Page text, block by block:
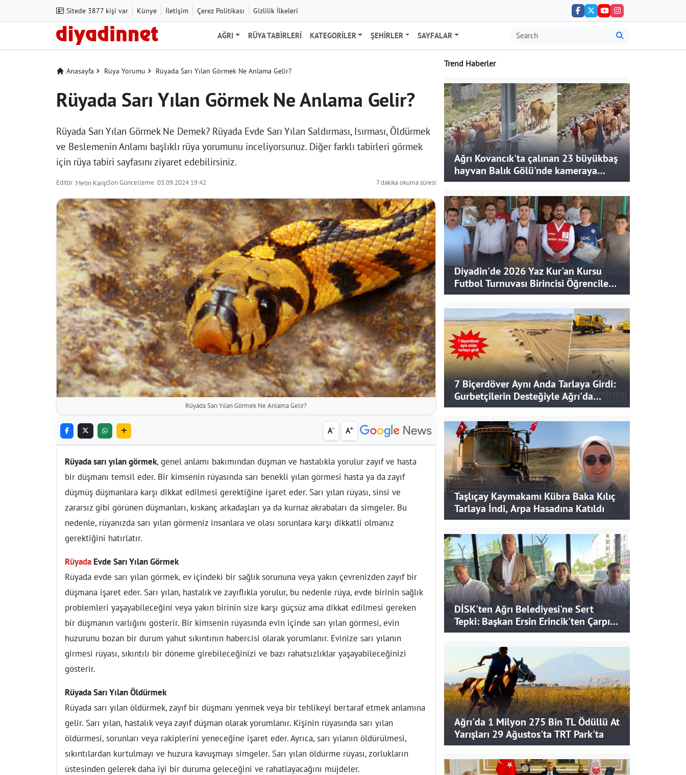
Sitede 3877 kişi var Künye İletişim Çerez Politikası Gizlilik İlkeleri
AĞRI RÜYA TABIRLERI KATEGORILER ŞEHIRLER SAYFALAR
Anasayfa Rüya Yorumu Rüyada Sarı Yılan Görmek Ne Anlama Gelir?
Rüyada Sarı Yılan Görmek Ne Anlama Gelir?
Rüyada Sarı Yılan Görmek Ne Demek? Rüyada Evde Sarı Yılan Saldırması, Isırması, Öldürmek
ve Beslemenin Anlamı başlıklı rüya yorumunu inceliyorsunuz. Diğer farklı tabirleri görmek
için rüya tabiri sayfasını ziyaret edebilirsiniz.
Editör :Metin KaripSon Güncelleme :03.09.2024 19:42 7 dakika okuma süresi
Rüyada Sarı Yılan Görmek Ne Anlama Gelir?
A- A+
Rüyada sarı yılan görmek, genel anlamı bakımından düşman ve hastalıkla yorulur zayıf ve hasta
bir düşmanı temsil eder. Bir kimsenin rüyasında sarı benekli yılan görmesi hasta ya da zayıf
düşmüş düşmanlara karşı dikkat edilmesi gerektiğine işaret eder. Sarı yılan rüyası, sinsi ve
zararsız gibi görünen düşmanları, kıskanç arkadaşları ya da kurnaz akrabaları da simgeler. Bu
nedenle, rüyanızda sarı yılan görmeniz insanlara ve olası sorunlara karşı dikkatli olmanız
gerektiğini hatırlatır.
Rüyada Evde Sarı Yılan Görmek
Rüyada evde sarı yılan görmek, ev içindeki bir sağlık sorununa veya yakın çevrenizden zayıf bir
düşmana işaret eder. Sarı yılan, hastalık ve zayıflıkla yorulur, bu nedenle rüya, evde birinin sağlık
problemleri yaşayabileceğini veya yakın birinin size karşı güçsüz ama dikkat edilmesi gereken
bir düşmanın varlığını gösterir. Bir kimsenin rüyasında evin içinde sarı yılan görmesi, evin
huzurunu bozan bir durum yahut sıkıntının habercisi olarak yorumlanır. Evinize sarı yılanın
girmesi rüyası, sıkıntılı bir döneme girebileceğinizi ve bazı rahatsızlıklar yaşayabileceğinizi
gösterir.
Rüyada Sarı Yılan Öldürmek
Rüyada sarı yılan öldürmek, zayıf bir düşmanı yenmek veya bir tehlikeyi bertaraf etmek anlamına
gelir. Sarı yılan, hastalık veya zayıf düşman olarak yorumlanır. Kişinin rüyasında sarı yılan
öldürmesi, sorunları veya rakiplerini yeneceğine işaret eder. Ayrıca, sarı yılanın öldürülmesi,
sıkıntılardan kurtulmayı ve huzura kavuşmayı simgeler. Sarı yılan öldürme rüyası, zorlukların
üstesinden gelerek daha iyi bir duruma geleceğini ve rahatlayacağını müjdeler.
Trend Haberler
Ağrı Kovancık'ta çalınan 23 büyükbaş
hayvan Balık Gölü'nde kameraya
takıldı
Diyadin'de 2026 Yaz Kur'an Kursu
Futbol Turnuvası Birincisi Öğrencilere
Hediye
7 Biçerdöver Aynı Anda Tarlaya Girdi:
Gurbetçilerin Desteğiyle Ağrı'da
Bereketli Hasat
Taşlıçay Kaymakamı Kübra Baka Kılıç
Tarlaya İndi, Arpa Hasadına Katıldı
DİSK'ten Ağrı Belediyesi'ne Sert
Tepki: Başkan Ersin Erincik'ten Çarpıcı
İddialar
Ağrı'da 1 Milyon 275 Bin TL Ödüllü At
Yarışları 29 Ağustos'ta TRT Park'ta